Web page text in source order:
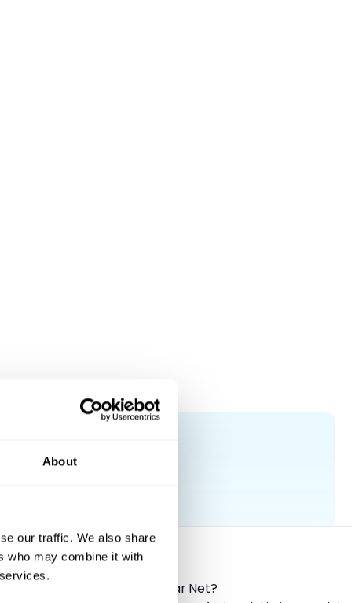
About
our traffic. We also share
who may combine it with
Dlaczego właśnie Car Net?